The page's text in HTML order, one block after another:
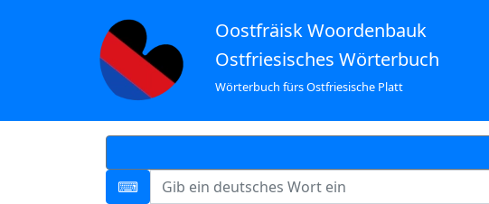
Oostfräisk Woordenbauk
Ostfriesisches Wörterbuch
Wörterbuch fürs Ostfriesische Platt